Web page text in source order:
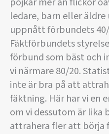
ledare, barn eller äldre
uppnått förbundets 40/
Fäktförbundets
förbund som bäst och
vi närmare 80/20.
inte är bra på att
fäktning. Här har vi en
om vi dessutom är
attrahera fler att börja